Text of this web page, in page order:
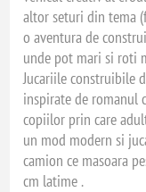
altor seturi din tema
o aventura de
unde pot mari si roti
Jucariile construibile
inspirate de romanul
copiilor prin care
un mod modern si
camion ce masoara
cm latime .